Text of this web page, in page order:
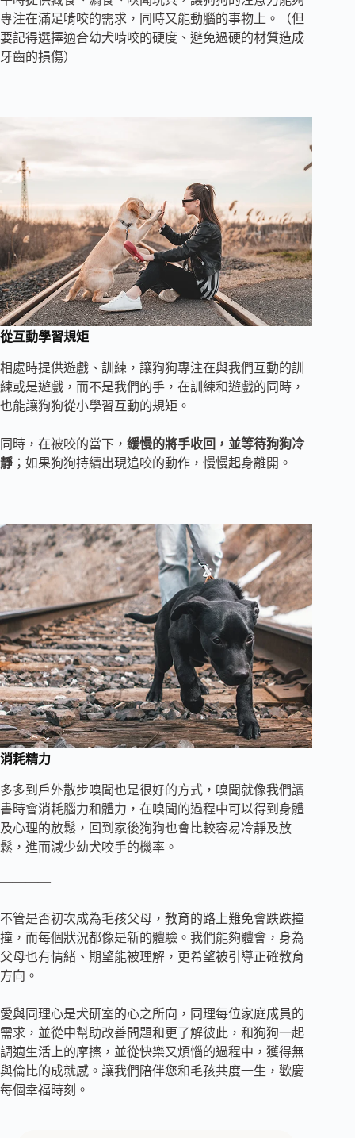
專注在滿足啃咬的需求，同時又能動腦的事物上。（但
要記得選擇適合幼犬啃咬的硬度、避免過硬的材質造成
牙齒的損傷）
從互動學習規矩
相處時提供遊戲、訓練，讓狗狗專注在與我們互動的訓
練或是遊戲，而不是我們的手，在訓練和遊戲的同時，
也能讓狗狗從小學習互動的規矩。
同時，在被咬的當下， 緩慢的將手收回，並等待狗狗冷
靜 ；如果狗狗持續出現追咬的動作，慢慢起身離開。
消耗精力
多多到戶外散步嗅聞也是很好的方式，嗅聞就像我們讀
書時會消耗腦力和體力，在嗅聞的過程中可以得到身體
及心理的放鬆，回到家後狗狗也會比較容易冷靜及放
鬆，進而減少幼犬咬手的機率。
————
不管是否初次成為毛孩父母，教育的路上難免會跌跌撞
撞，而每個狀況都像是新的體驗。我們能夠體會，身為
父母也有情緒、期望能被理解，更希望被引導正確教育
方向。
愛與同理心是犬研室的心之所向，同理每位家庭成員的
需求，並從中幫助改善問題和更了解彼此，和狗狗一起
調適生活上的摩擦，並從快樂又煩惱的過程中，獲得無
與倫比的成就感。讓我們陪伴您和毛孩共度一生，歡慶
每個幸福時刻。